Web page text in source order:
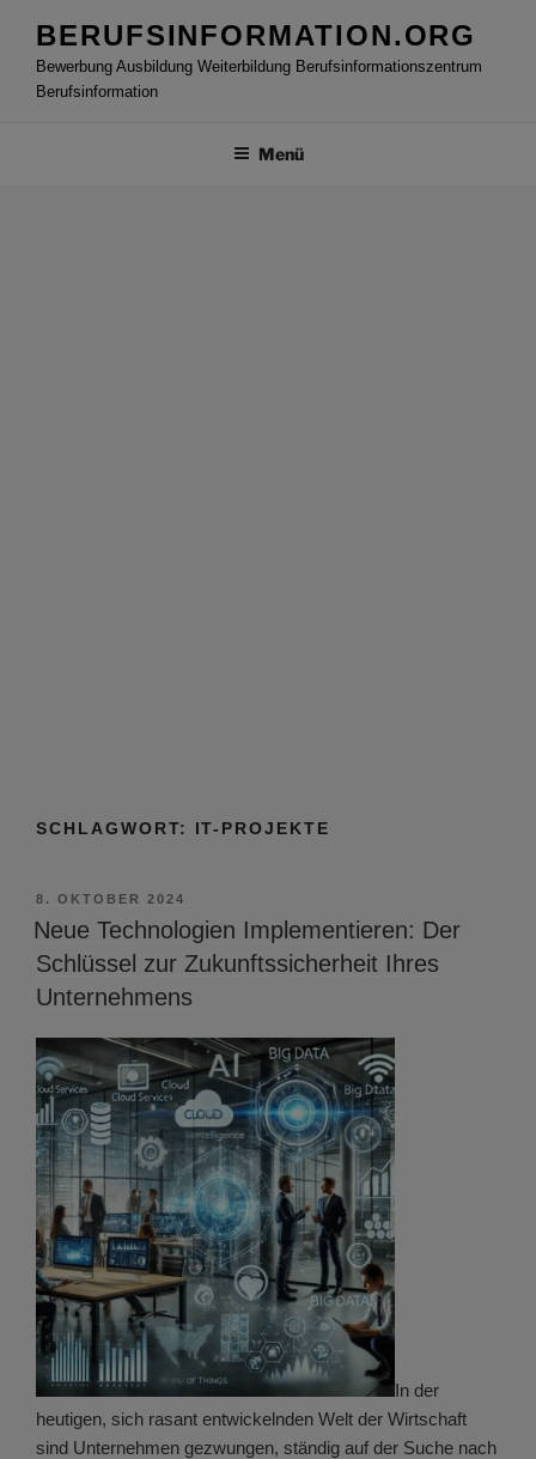
Inhalt
springen
BERUFSINFORMATION.ORG
Bewerbung Ausbildung Weiterbildung Berufsinformationszentrum
Berufsinformation
Menü
SCHLAGWORT: IT-PROJEKTE
VERÖFFENTLICHT
AM
8. OKTOBER 2024
Neue Technologien Implementieren: Der
Schlüssel zur Zukunftssicherheit Ihres
Unternehmens
In der
heutigen, sich rasant entwickelnden Welt der Wirtschaft
sind Unternehmen gezwungen, ständig auf der Suche nach